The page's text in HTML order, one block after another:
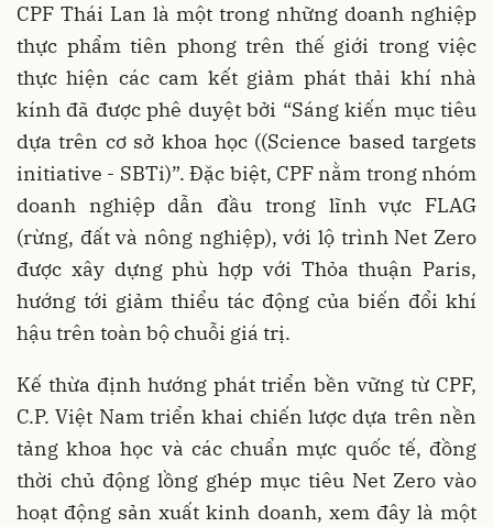
CPF Thái Lan là một trong những doanh nghiệp
thực phẩm tiên phong trên thế giới trong việc
thực hiện các cam kết giảm phát thải khí nhà
kính đã được phê duyệt bởi “Sáng kiến mục tiêu
dựa trên cơ sở khoa học ((Science based targets
initiative - SBTi)”. Đặc biệt, CPF nằm trong nhóm
doanh nghiệp dẫn đầu trong lĩnh vực FLAG
(rừng, đất và nông nghiệp), với lộ trình Net Zero
được xây dựng phù hợp với Thỏa thuận Paris,
hướng tới giảm thiểu tác động của biến đổi khí
hậu trên toàn bộ chuỗi giá trị.
Kế thừa định hướng phát triển bền vững từ CPF,
C.P. Việt Nam triển khai chiến lược dựa trên nền
tảng khoa học và các chuẩn mực quốc tế, đồng
thời chủ động lồng ghép mục tiêu Net Zero vào
hoạt động sản xuất kinh doanh, xem đây là một